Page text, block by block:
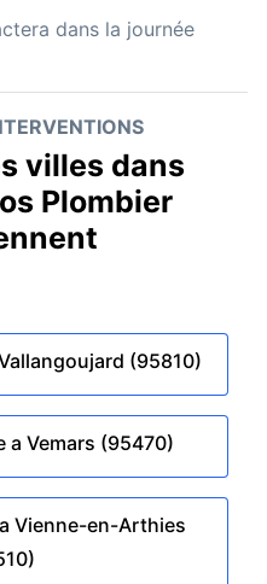
dans la journée
villes dans
Plombier
(95810)
a Vemars (95470)
Vienne-en-Arthies